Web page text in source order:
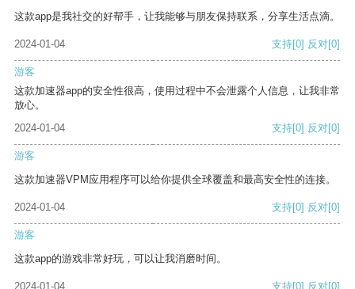
这款app是我社交的好帮手，让我能够与朋友保持联系，分享生活点滴。
2024-01-04 支持[0] 反对[0]
游客
这款加速器app的安全性很高，使用过程中不会泄露个人信息，让我非常
放心。
2024-01-04
支持[0] 反对[0]
游客
这款加速器VPM应用程序可以给你提供全球覆盖和最高安全性的连接。
2024-01-04 支持[0] 反对[0]
游客
这款app的游戏非常好玩，可以让我消磨时间。
2024-01-04 支持[0] 反对[0]